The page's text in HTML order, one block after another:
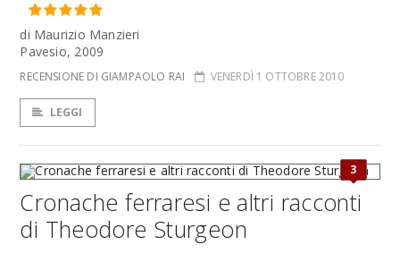
di Maurizio Manzieri
Pavesio, 2009
RECENSIONE DI GIAMPAOLO RAI VENERDÌ 1 OTTOBRE 2010
LEGGI
3
Cronache ferraresi e altri racconti
di Theodore Sturgeon